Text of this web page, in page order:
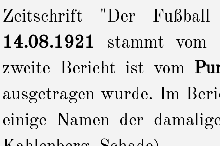
Zeitschrift "Der
14.08.1921
stammt vom
zweite Bericht ist vom
ausgetragen wurde. Im
einige Namen der